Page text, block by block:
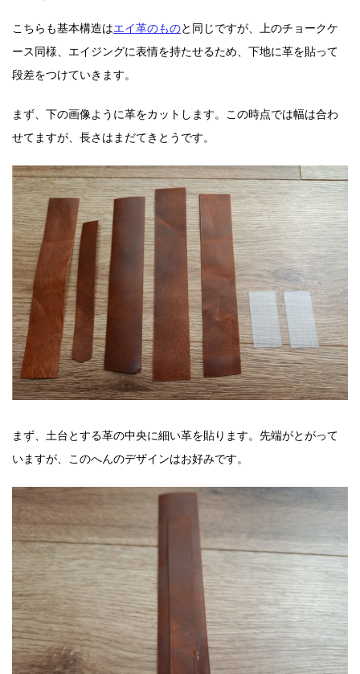
こちらも基本構造はエイ革のものと同じですが、上のチョークケ
ース同様、エイジングに表情を持たせるため、下地に革を貼って
段差をつけていきます。
まず、下の画像ように革をカットします。この時点では幅は合わ
せてますが、長さはまだてきとうです。
まず、土台とする革の中央に細い革を貼ります。先端がとがって
いますが、このへんのデザインはお好みです。